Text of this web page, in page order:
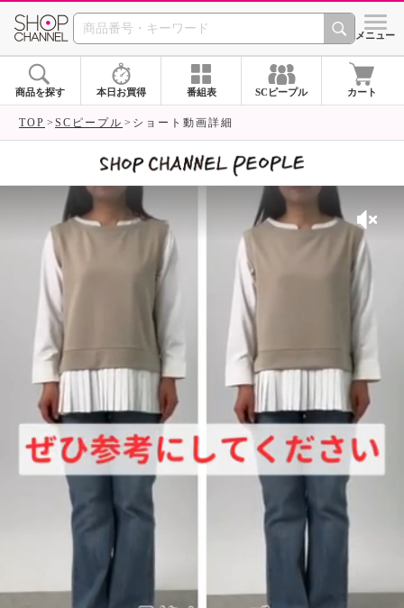
SHOP CHANNEL シメニュー
商品を探す 本日お買得 番組表 SCピープル カート
TOP SCピープル ショート動画詳細